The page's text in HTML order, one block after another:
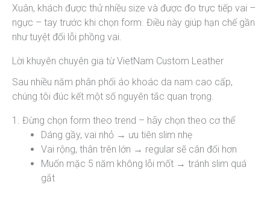
Xuân, khách được thử nhiều size và được đo trực tiếp vai –
ngực – tay trước khi chọn form. Điều này giúp hạn chế gần
như tuyệt đối lỗi phồng vai.
Lời khuyên chuyên gia từ VietNam Custom Leather
Sau nhiều năm phân phối áo khoác da nam cao cấp,
chúng tôi đúc kết một số nguyên tắc quan trọng.
1. Đừng chọn form theo trend – hãy chọn theo cơ thể
Dáng gầy, vai nhỏ → ưu tiên slim nhẹ
Vai rộng, thân trên lớn → regular sẽ cân đối hơn
Muốn mặc 5 năm không lỗi mốt → tránh slim quá
gắt